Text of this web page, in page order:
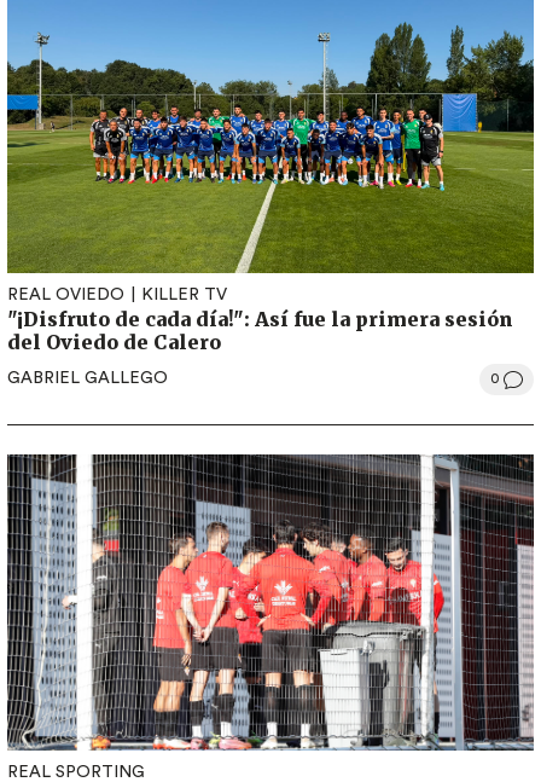
REAL OVIEDO KILLER TV
"¡Disfruto de cada día!": Así fue la primera sesión
del Oviedo de Calero
GABRIEL GALLEGO 0
REAL SPORTING